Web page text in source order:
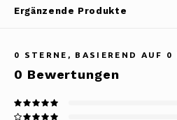
Ergänzende Produkte
0 STERNE, BASIEREND AUF 0
0 Bewertungen